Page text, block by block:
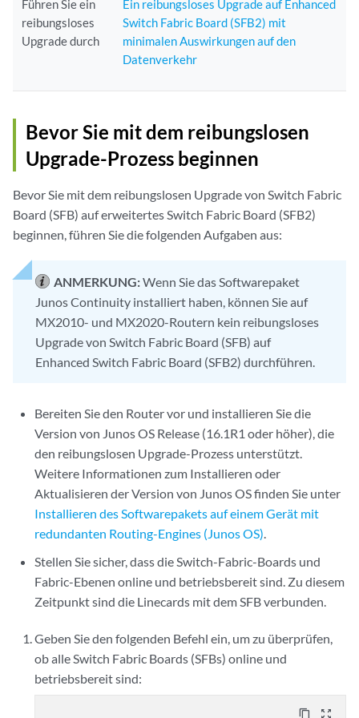
Führen Sie ein
reibungsloses
Upgrade durch
Ein reibungsloses Upgrade auf Enhanced
Switch Fabric Board (SFB2) mit
minimalen Auswirkungen auf den
Datenverkehr
Bevor Sie mit dem reibungslosen
Upgrade-Prozess beginnen
Bevor Sie mit dem reibungslosen Upgrade von Switch Fabric
Board (SFB) auf erweitertes Switch Fabric Board (SFB2)
beginnen, führen Sie die folgenden Aufgaben aus:
ANMERKUNG:Wenn Sie das Softwarepaket
Junos Continuity installiert haben, können Sie auf
MX2010- und MX2020-Routern kein reibungsloses
Upgrade von Switch Fabric Board (SFB) auf
Enhanced Switch Fabric Board (SFB2) durchführen.
Bereiten Sie den Router vor und installieren Sie die
Version von Junos OS Release (16.1R1 oder höher), die
den reibungslosen Upgrade-Prozess unterstützt.
Weitere Informationen zum Installieren oder
Aktualisieren der Version von Junos OS finden Sie unter
Installieren des Softwarepakets auf einem Gerät mit
redundanten Routing-Engines (Junos OS).
Stellen Sie sicher, dass die Switch-Fabric-Boards und
Fabric-Ebenen online und betriebsbereit sind. Zu diesem
Zeitpunkt sind die Linecards mit dem SFB verbunden.
Geben Sie den folgenden Befehl ein, um zu überprüfen,
ob alle Switch Fabric Boards (SFBs) online und
betriebsbereit sind:
content_copy zoom_out_map